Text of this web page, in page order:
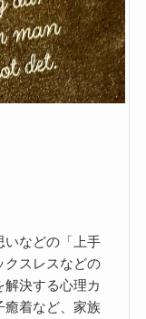
いなどの「上手
クスレスなどの
解決する心理カ
癒着など、家族